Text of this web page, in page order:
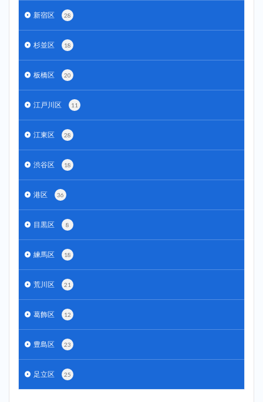
新宿区 28
杉並区 18
板橋区 20
江戸川区 11
江東区 28
渋谷区 18
港区 36
目黒区 8
練馬区 18
荒川区 21
葛飾区 12
豊島区 23
足立区 25